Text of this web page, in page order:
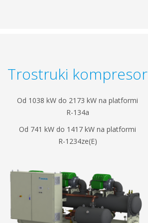
Trostruki kompresor
Od 1038 kW do 2173 kW na platformi
R-134a
Od 741 kW do 1417 kW na platformi
R-1234ze(E)